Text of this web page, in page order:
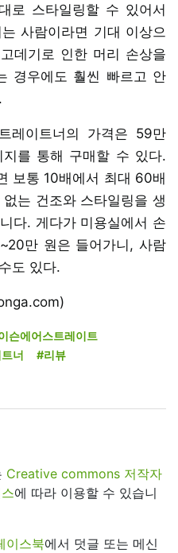
로 스타일링할 수 있어서
사람이라면 기대 이상으
데기로 인한 머리 손상을
경우에도 훨씬 빠르고 안
레이트너의 가격은 59만
를 통해 구매할 수 있다.
보통 10배에서 최대 60배
는 건조와 스타일링을 생
다. 게다가 미용실에서 손
만 원은 들어가니, 사람
도 있다.
슨에어스트레이트
너
#리뷰
Creative commons 저작자
에 따라 이용할 수 있습니
이스북에서 덧글 또는 메신